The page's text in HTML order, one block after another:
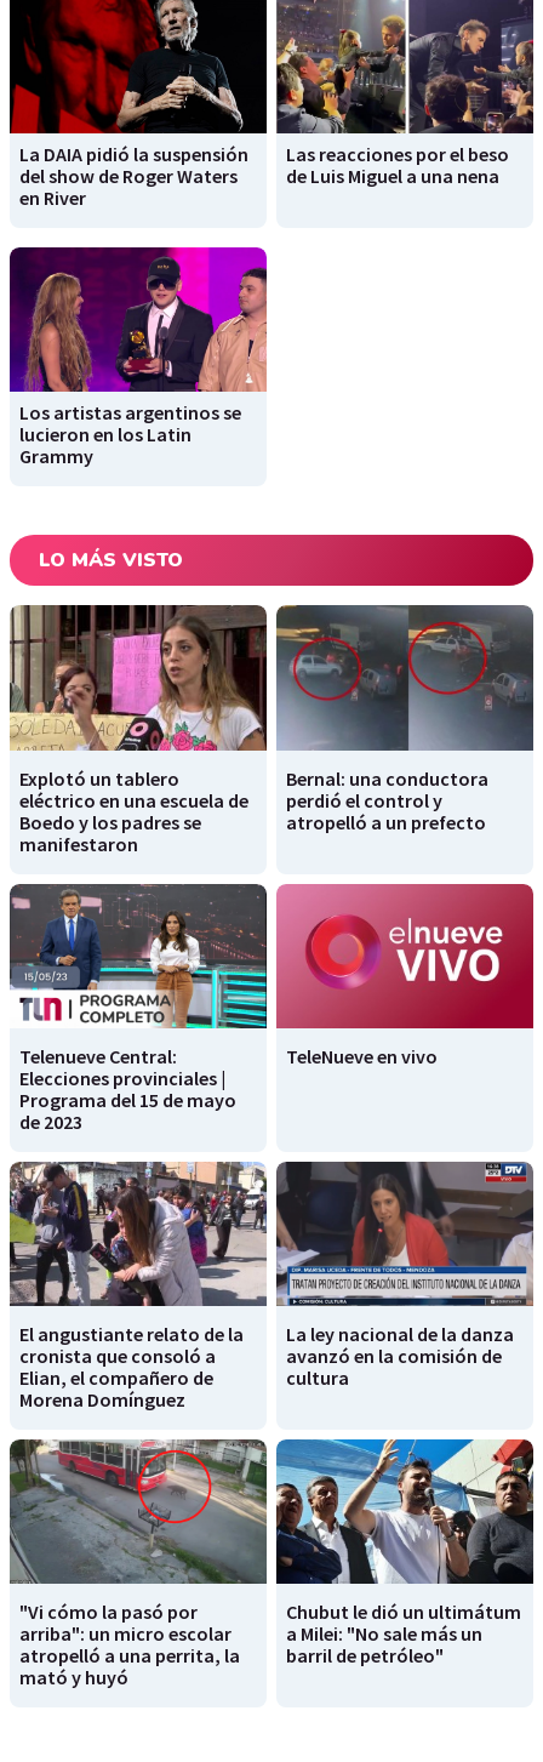
La DAIA pidió la suspensión
del show de Roger Waters
en River
Las reacciones por el beso
de Luis Miguel a una nena
Los artistas argentinos se
lucieron en los Latin
Grammy
LO MÁS VISTO
Explotó un tablero
eléctrico en una escuela de
Boedo y los padres se
manifestaron
Bernal: una conductora
perdió el control y
atropelló a un prefecto
Telenueve Central:
Elecciones provinciales |
Programa del 15 de mayo
de 2023
TeleNueve en vivo
El angustiante relato de la
cronista que consoló a
Elian, el compañero de
Morena Domínguez
La ley nacional de la danza
avanzó en la comisión de
cultura
"Vi cómo la pasó por
arriba": un micro escolar
atropelló a una perrita, la
mató y huyó
Chubut le dió un ultimátum
a Milei: "No sale más un
barril de petróleo"